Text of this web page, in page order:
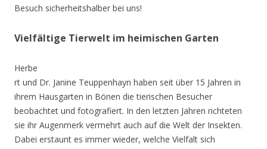
Besuch sicherheitshalber bei uns!
Vielfältige Tierwelt im heimischen Garten
Herbe
rt und Dr. Janine Teuppenhayn haben seit über 15 Jahren in
ihrem Hausgarten in Bönen die tierischen Besucher
beobachtet und fotografiert. In den letzten Jahren richteten
sie ihr Augenmerk vermehrt auch auf die Welt der Insekten.
Dabei erstaunt es immer wieder, welche Vielfalt sich